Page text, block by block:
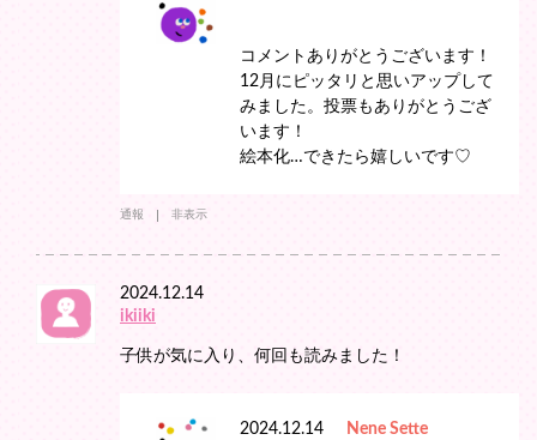
コメントありがとうございます！
12月にピッタリと思いアップして
みました。投票もありがとうござ
います！
絵本化…できたら嬉しいです♡
通報 非表示
2024.12.14
ikiiki
子供が気に入り、何回も読みました！
2024.12.14 Nene Sette